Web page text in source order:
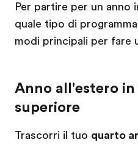
Per partire per un anno
quale tipo di
modi principali per fare
Anno all'estero
superiore
Trascorri il tuo quarto